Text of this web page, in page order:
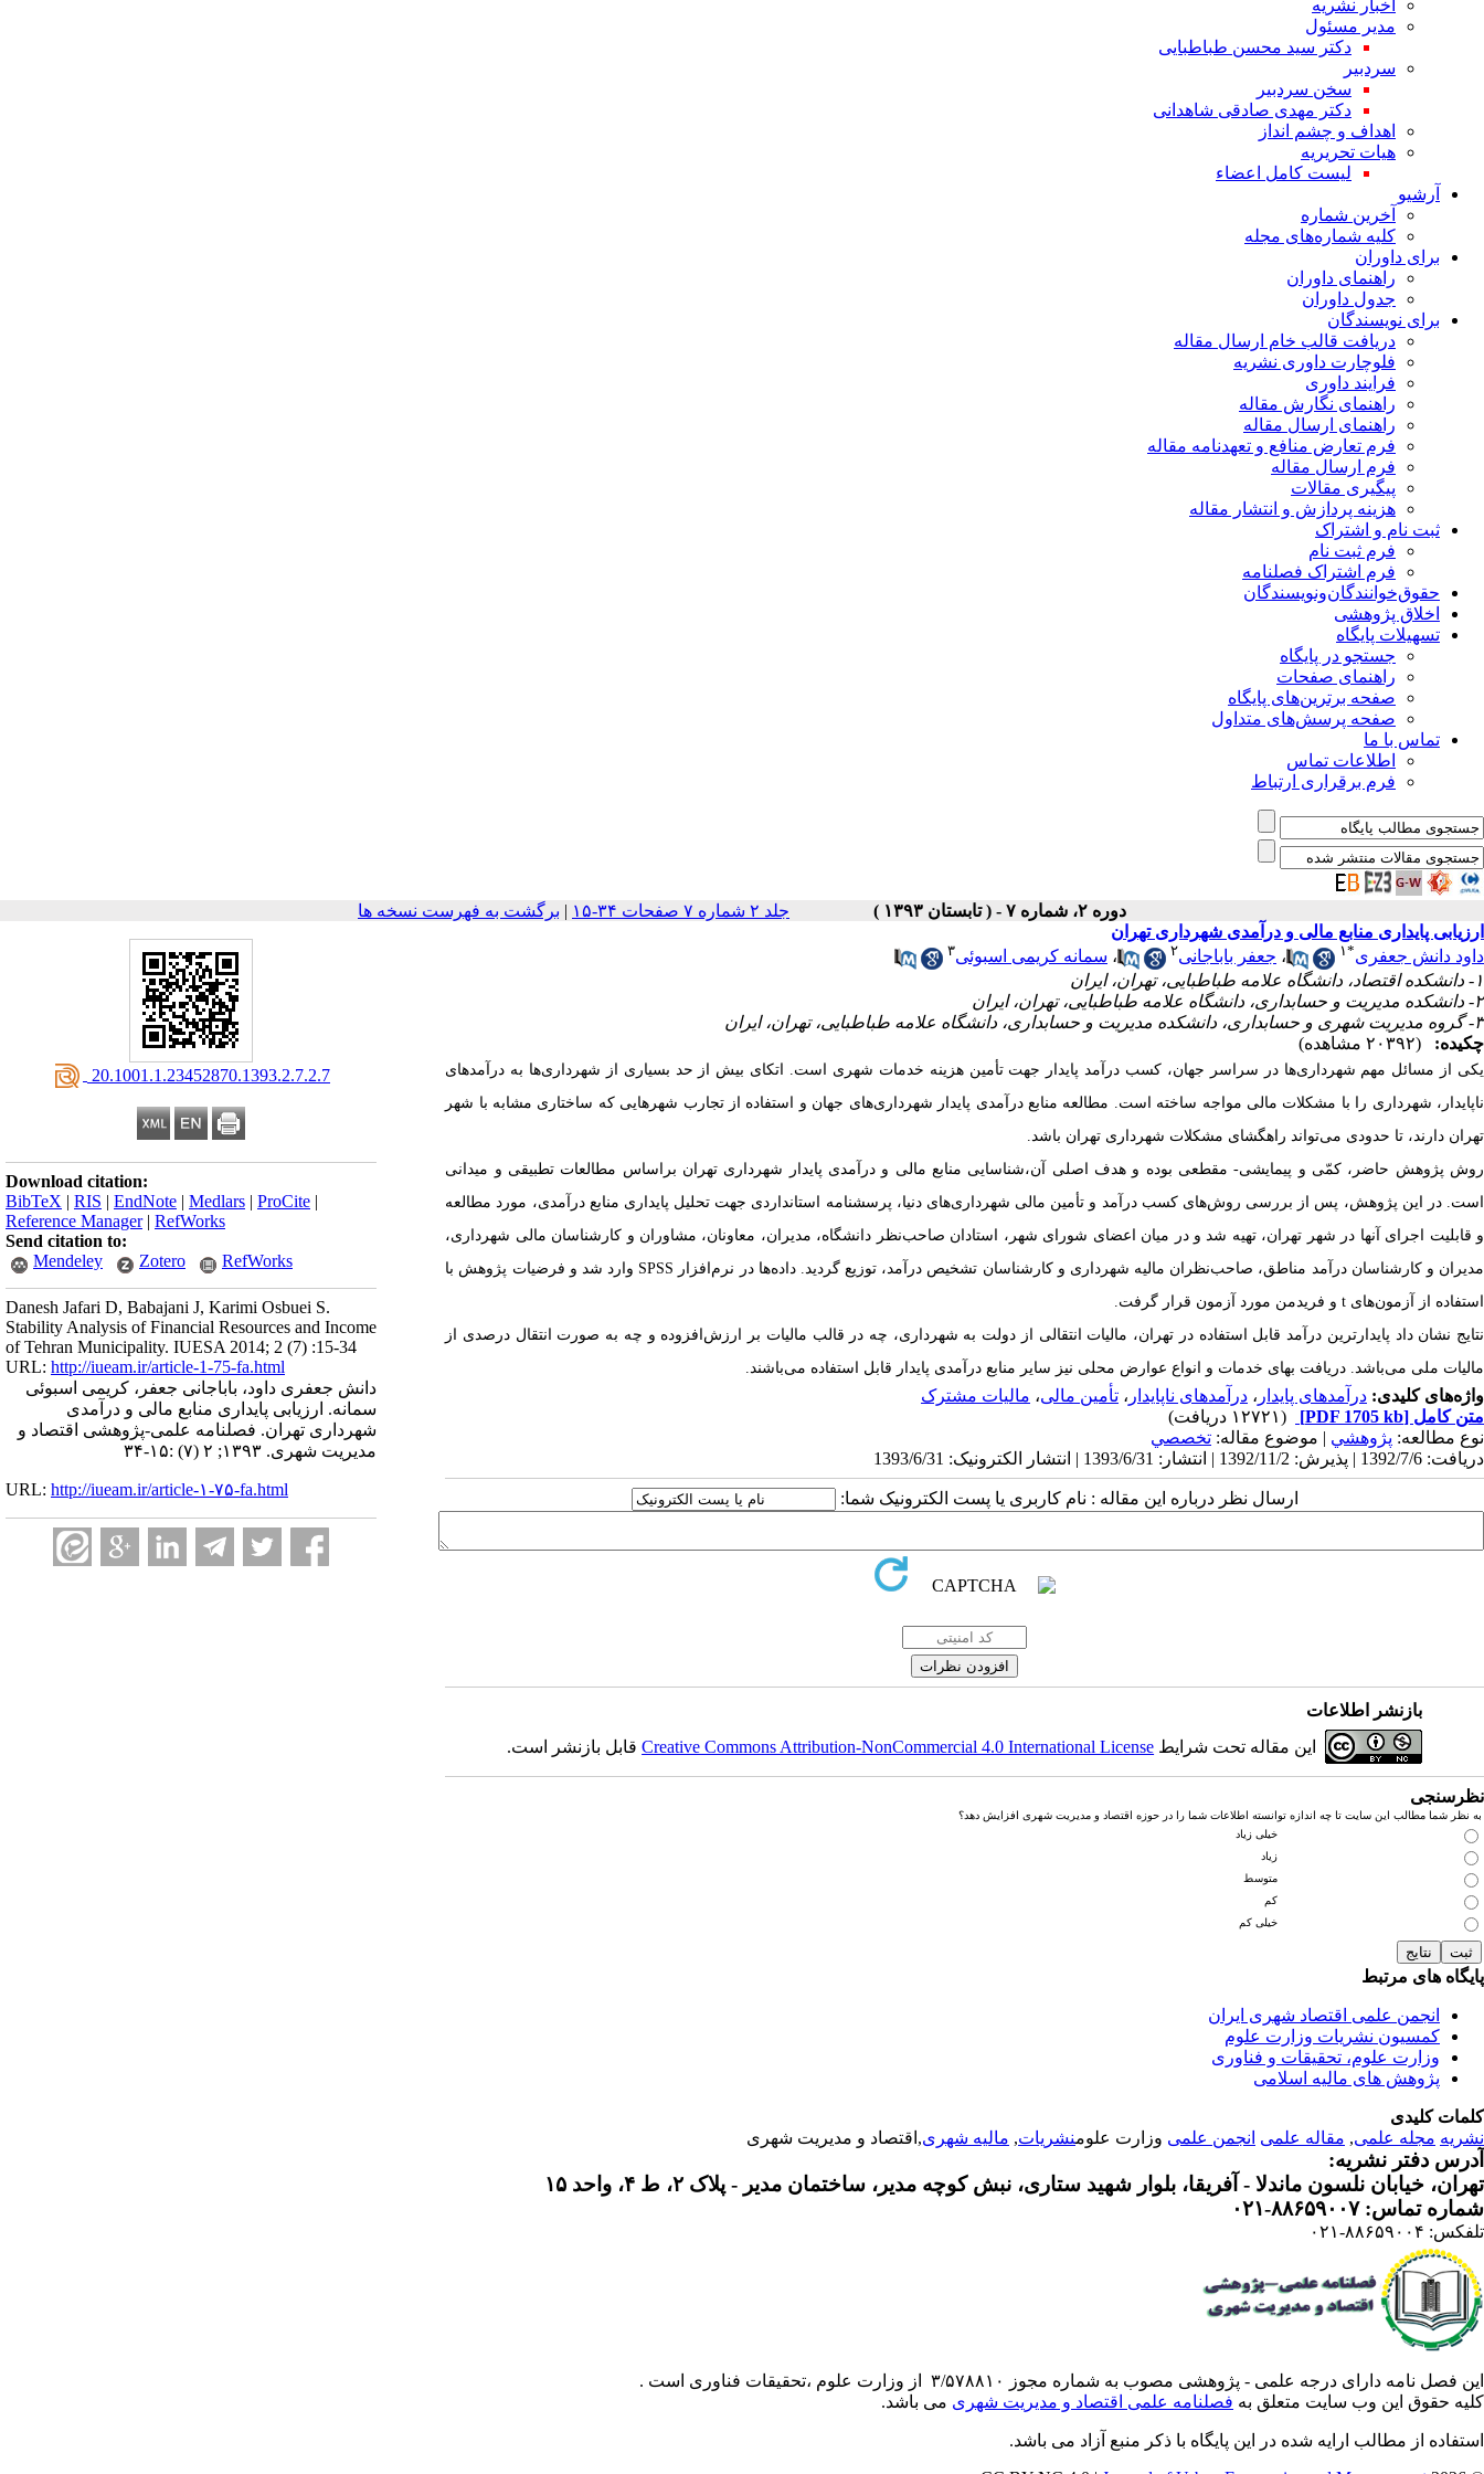
اخبار نشریه
مدیر مسئول
دکتر سید محسن طباطبایی
سردبیر
سخن سردبیر
دکتر مهدی صادقی شاهدانی
اهداف و چشم انداز
هیات تحریریه
لیست کامل اعضاء
آرشیو
آخرین شماره
کلیه شماره‌های مجله
برای داوران
راهنمای داوران
جدول داوران
برای نویسندگان
دریافت قالب خام ارسال مقاله
فلوچارت داوری نشریه
فرایند داوری
راهنمای نگارش مقاله
راهنمای ارسال مقاله
فرم تعارض منافع و تعهدنامه مقاله
فرم ارسال مقاله
پیگیری مقالات
هزینه پردازش و انتشار مقاله
ثبت نام و اشتراک
فرم ثبت نام
فرم اشتراک فصلنامه
حقوق‌خوانندگان‌و‌نویسندگان
اخلاق پژوهشی
تسهیلات پایگاه
جستجو در پایگاه
راهنمای صفحات
صفحه برترین‌های پایگاه
صفحه پرسش‌های متداول
تماس با ما
اطلاعات تماس
فرم برقراری ارتباط
دوره ۲، شماره ۷ - ( تابستان ۱۳۹۳ ) جلد ۲ شماره ۷ صفحات ۳۴-۱۵ | برگشت به فهرست نسخه ها
‎ 20.1001.1.23452870.1393.2.7.2.7
Download citation:
BibTeX | RIS | EndNote | Medlars | ProCite |
Reference Manager| RefWorks
Send citation to:
Mendeley
Zotero RefWorks
Danesh Jafari D, Babajani J, Karimi Osbuei S.
Stability Analysis of Financial Resources and Income
of Tehran Municipality. IUESA 2014; 2 (7) :15-34
URL: http://iueam.ir/article-1-75-fa.html
دانش جعفری داود، باباجانی جعفر، کریمی اسبوئی
سمانه. ارزیابی پایداری منابع مالی و درآمدی
شهرداری تهران. فصلنامه علمی-پژوهشی اقتصاد و
مدیریت شهری. ۱۳۹۳; ۲ (۷) :۱۵-۳۴
URL: http://iueam.ir/article-۱-۷۵-fa.html
ارزیابی پایداری منابع مالی و درآمدی شهرداری تهران
داود دانش جعفری*۱ ، جعفر باباجانی۲ ، سمانه کریمی اسبوئی۳
۱- دانشکده اقتصاد، دانشگاه علامه طباطبایی، تهران، ایران
۲- دانشکده مدیریت و حسابداری، دانشگاه علامه طباطبایی، تهران، ایران
۳- گروه مدیریت شهری ‌و حسابداری، دانشکده مدیریت و حسابداری، دانشگاه علامه طباطبایی، تهران، ایران
چکیده:
(۲۰۳۹۲ مشاهده)
یکی از مسائل مهم شهرداری‌ها در سراسر جهان، کسب درآمد پایدار جهت تأمین هزینه خدمات شهری است. اتکای بیش از حد بسیاری از شهرداری‌ها به درآمدهای
ناپایدار، شهرداری را با مشکلات مالی مواجه ساخته است. مطالعه منابع درآمدی پایدار شهرداری‌های جهان و استفاده از تجارب شهرهایی که ساختاری مشابه با شهر
تهران دارند، تا حدودی می‌تواند راهگشای مشکلات شهرداری تهران باشد.
روش پژوهش حاضر، کمّی و پیمایشی- مقطعی بوده وهدف اصلی آن،شناسایی منابع مالی و درآمدی پایدار شهرداری تهران براساس مطالعات تطبیقی و میدانی
است.
در این پژوهش، پس از بررسی روش‌های کسب درآمد و تأمین مالی شهرداری‌های دنیا، پرسشنامه استانداردی جهت تحلیل پایداری منابع درآمدی، مورد مطالعه
و قابلیت اجرای آنها در شهر تهران، تهیه شد و در میان اعضای شورای شهر، استادان صاحب‌نظر دانشگاه، مدیران، معاونان، مشاوران و کارشناسان مالی شهرداری،
مدیران و کارشناسان درآمد مناطق، صاحب‌نظران مالیه شهرداری و کارشناسان تشخیص درآمد ، توزیع گردید. داده‌ها در نرم‌افزار SPSS وارد شد و فرضیات پژوهش با
استفاده از آزمون‌های t و فریدمن مورد آزمون قرار گرفت.
نتایج نشان داد پایدارترین درآمد قابل استفاده در تهران، مالیات انتقالی از دولت به شهرداری، چه در قالب مالیات بر ارزش‌افزوده و چه به صورت انتقال درصدی از
مالیات ملی می‌باشد. دریافت بهای خدمات و انواع عوارض محلی نیز سایر منابع درآمدی پایدار قابل استفاده می‌باشند.
واژه‌های کلیدی: درآمدهای پایدار ، درآمد‌های ناپایدار ، تأمین مالی، مالیات مشترک
متن کامل [PDF 1705 kb]
(۱۲۷۲۱ دریافت)
نوع مطالعه: پژوهشي | موضوع مقاله: تخصصي
دریافت: 1392/7/6 | پذیرش: 1392/11/2 | انتشار: 1393/6/31 | انتشار الکترونیک: 1393/6/31
ارسال نظر درباره این مقاله : نام کاربری یا پست الکترونیک شما:
بازنشر اطلاعات
این مقاله تحت شرایط Creative Commons Attribution-NonCommercial 4.0 International Licenseقابل بازنشر است.
نظرسنجی
به نظر شما مطالب این سایت تا چه اندازه توانسته اطلاعات شما را در حوزه اقتصاد و مدیریت شهری افزایش دهد؟
خیلی زیاد
زیاد
متوسط
کم
خیلی کم
پایگاه های مرتبط
انجمن علمی اقتصاد شهری ایران
کمسیون نشریات وزارت علوم
وزارت علوم، تحقیقات و فناوری
پژوهش های مالیه اسلامی
کلمات کلیدی
نشریه مجله علمی, مقاله علمی انجمن علمی وزارت علومنشریات, مالیه شهری,اقتصاد و مدیریت شهری
آدرس دفتر نشریه:
تهران، خیابان نلسون ماندلا - آفریقا، بلوار شهید ستاری، نبش کوچه مدیر، ساختمان مدیر - پلاک ۲، ط ۴، واحد ۱۵
شماره تماس: ۸۸۶۵۹۰۰۷-۰۲۱
تلفکس: ۸۸۶۵۹۰۰۴-۰۲۱
این فصل نامه دارای درجه علمی - پژوهشی مصوب به شماره مجوز ۳/۵۷۸۸۱۰ از وزارت علوم ،تحقیقات فناوری است .
کلیه حقوق این وب سایت متعلق به فصلنامه علمی اقتصاد و مدیریت شهری می باشد.
استفاده از مطالب ارایه شده در این پایگاه با ذکر منبع آزاد می باشد.